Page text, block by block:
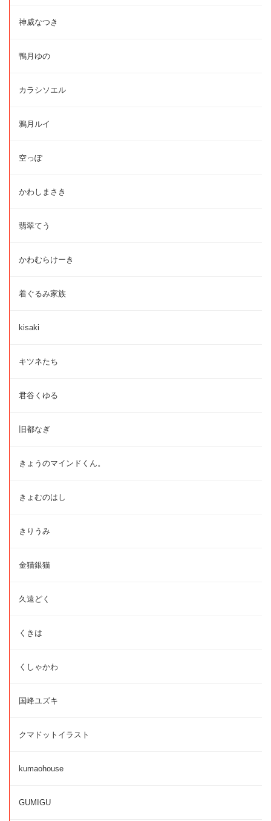
神威なつき
鴨月ゆの
カラシソエル
鴉月ルイ
空っぽ
かわしまさき
翡翠てう
かわむらけーき
着ぐるみ家族
kisaki
キツネたち
君谷くゆる
旧都なぎ
きょうのマインドくん。
きょむのはし
きりうみ
金猫銀猫
久遠どく
くきは
くしゃかわ
国峰ユズキ
クマドットイラスト
kumaohouse
GUMIGU